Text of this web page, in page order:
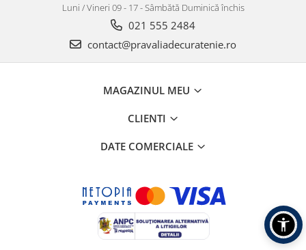
Luni / Vineri 09 - 17 - Sâmbătă Duminică închis
021 555 2484
contact@pravaliadecuratenie.ro
MAGAZINUL MEU
CLIENTI
DATE COMERCIALE